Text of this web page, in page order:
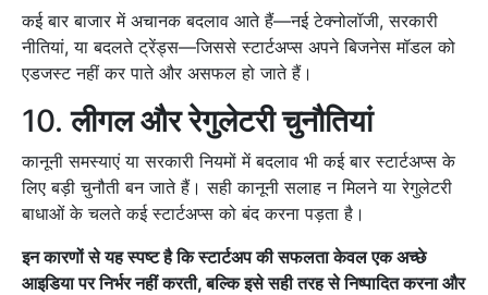
कई बार बाजार में अचानक बदलाव आते हैं—नई टेक्नोलॉजी, सरकारी
नीतियां, या बदलते ट्रेंड्स—जिससे स्टार्टअप्स अपने बिजनेस मॉडल को
एडजस्ट नहीं कर पाते और असफल हो जाते हैं।
10.लीगल और रेगुलेटरी चुनौतियां
कानूनी समस्याएं या सरकारी नियमों में बदलाव भी कई बार स्टार्टअप्स के
लिए बड़ी चुनौती बन जाते हैं। सही कानूनी सलाह न मिलने या रेगुलेटरी
बाधाओं के चलते कई स्टार्टअप्स को बंद करना पड़ता है।
इन कारणों से यह स्पष्ट है कि स्टार्टअप की सफलता केवल एक अच्छे
आइडिया पर निर्भर नहीं करती, बल्कि इसे सही तरह से निष्पादित करना और